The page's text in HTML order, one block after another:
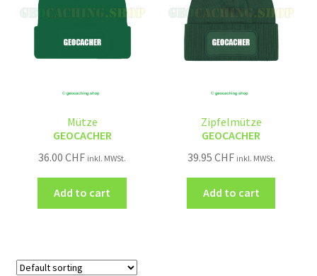
Mütze
GEOCACHER
36.00CHF inkl. MWSt.
Add to cart
Zipfelmütze
GEOCACHER
39.95 CHF inkl. MWSt.
Add to cart